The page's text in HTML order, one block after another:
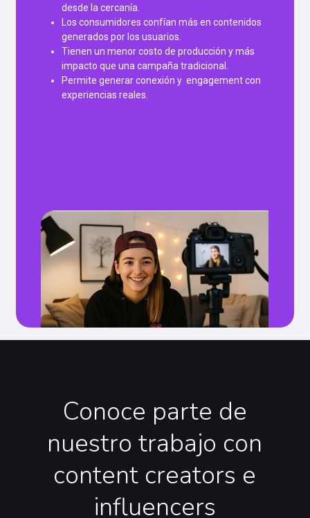
desde la cercanía.
Los consumidores confían más en contenidos
generados por los usuarios.
Tienen un menor costo de producción y más
impacto que una campaña tradicional.
Permite generar conexión y engagement con
experiencias reales.
Conoce parte de
nuestro trabajo con
content creators e
influencers